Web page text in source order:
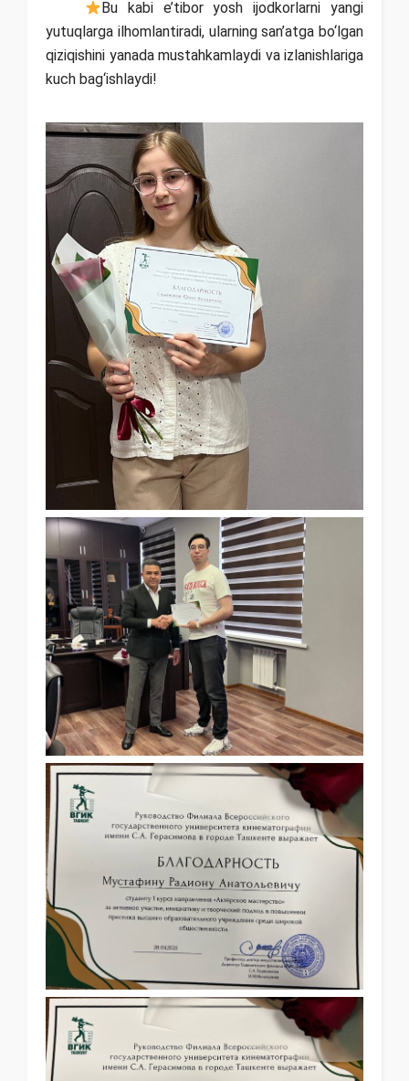
Bu kabi e’tibor yosh ijodkorlarni yangi
yutuqlarga ilhomlantiradi, ularning san’atga bo‘lgan
qiziqishini yanada mustahkamlaydi va izlanishlariga
kuch bag‘ishlaydi!